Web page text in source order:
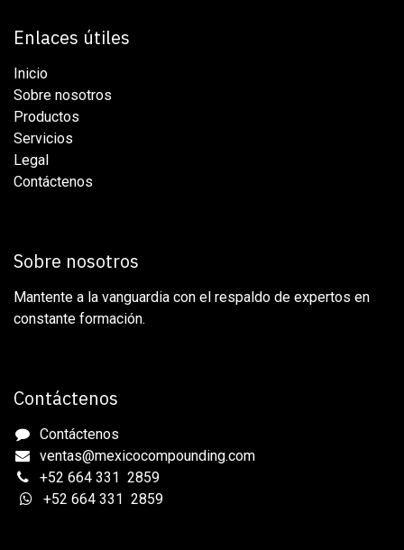
Enlaces útiles
Inicio
Sobre nosotros
Productos
Servicios
Legal
Contáctenos
Sobre nosotros
Mantente a la vanguardia con el respaldo de expertos en
constante formación.
Contáctenos
Contáctenos
ventas@mexicocompounding.com
+52 664 331 2859
+52 664 331 2859